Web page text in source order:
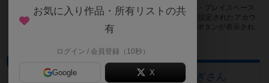
マハラジャ：新版で遊ぶことができるボードゲームカフェ・プレイスペース
が42店登録されています。公開プロフィールの都道府県が設定されたアカウ
ントでログインすると、同じ都道府県内の店舗に絞り込むボタンが表示され
大垣のボードゲームカフェ 黒やぎさん
お気に入り作品・所有リストの共
有
ログイン / 会員登録（10秒）
Google X